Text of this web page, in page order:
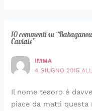
10 commenti su
Caviale”
IMMA
4 GIUGNO 2015
Il nome tesoro é
piace da matti